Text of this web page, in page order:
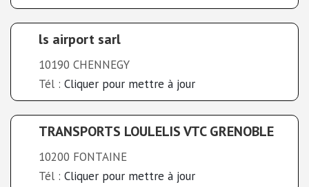
ls airport sarl
10190 CHENNEGY
Tél : Cliquer pour mettre à jour
TRANSPORTS LOULELIS VTC GRENOBLE
10200 FONTAINE
Tél : Cliquer pour mettre à jour